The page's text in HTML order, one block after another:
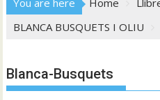
You are here Home
BLANCA BUSQUETS I OLIU
Blanca-Busquets